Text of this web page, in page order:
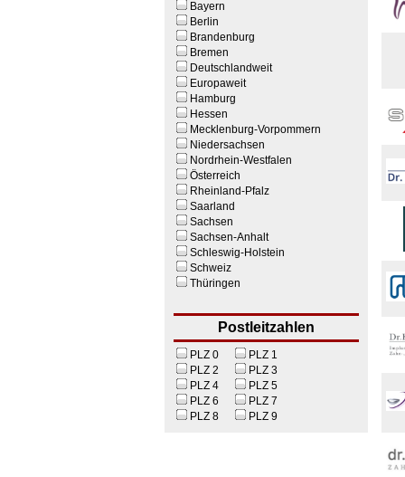
Bayern
Berlin
Brandenburg
Bremen
Deutschlandweit
Europaweit
Hamburg
Hessen
Mecklenburg-Vorpommern
Niedersachsen
Nordrhein-Westfalen
Österreich
Rheinland-Pfalz
Saarland
Sachsen
Sachsen-Anhalt
Schleswig-Holstein
Schweiz
Thüringen
Postleitzahlen
PLZ 0
PLZ 1
PLZ 2
PLZ 3
PLZ 4
PLZ 5
PLZ 6
PLZ 7
PLZ 8
PLZ 9